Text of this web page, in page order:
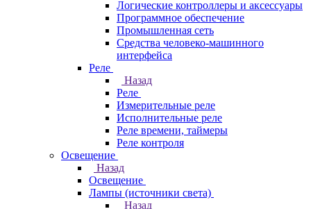
Логические контроллеры и аксессуары
Программное обеспечение
Промышленная сеть
Средства человеко-машинного
интерфейса
Реле
Назад
Реле
Измерительные реле
Исполнительные реле
Реле времени, таймеры
Реле контроля
Освещение
Назад
Освещение
Лампы (источники света)
Назад